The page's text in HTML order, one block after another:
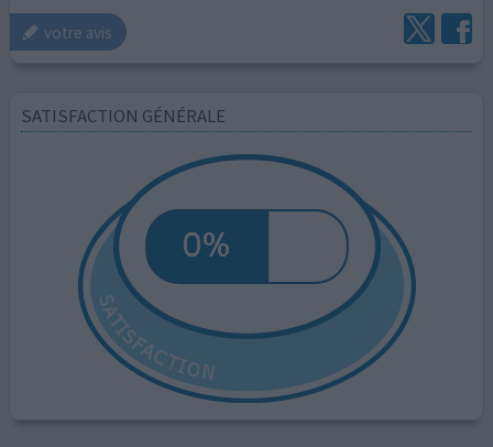
votre avis
SATISFACTION GÉNÉRALE